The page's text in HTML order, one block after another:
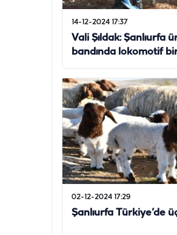
14-12-2024 17:37
Vali Şıldak: Şanlıurfa
bandında lokomotif
02-12-2024 17:29
Şanlıurfa Türkiye’de